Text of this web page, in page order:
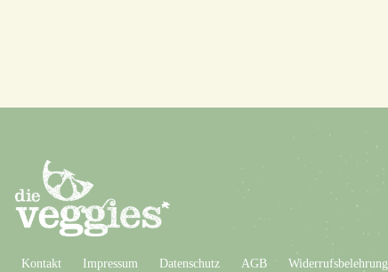
Kontakt Impressum Datenschutz AGB Widerrufsbelehrung